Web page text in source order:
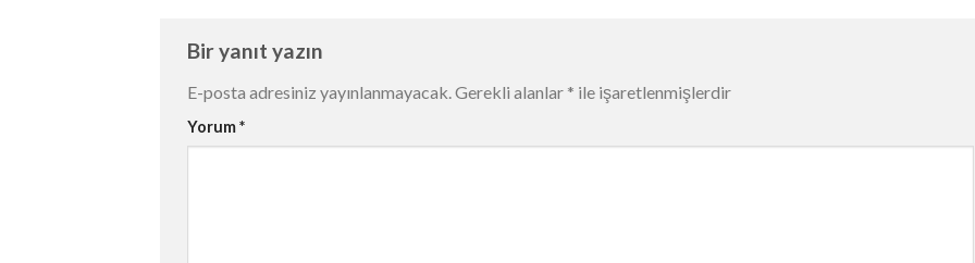
Bir yanıt yazın
E-posta adresiniz yayınlanmayacak.Gerekli alanlar * ile işaretlenmişlerdir
Yorum*